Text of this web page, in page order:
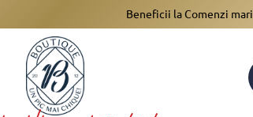
Beneficii la Comenzi mari